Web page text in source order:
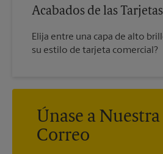
Acabados de las
Elija entre una capa de alto
su estilo de tarjeta comercial?
Únase a
Correo